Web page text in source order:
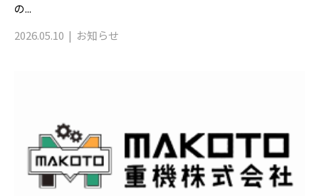
の...
2026.05.10
お知らせ